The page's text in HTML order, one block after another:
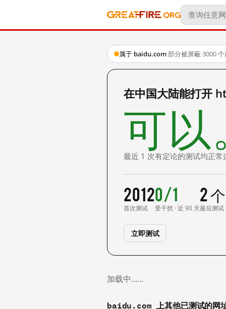
属于 baidu.com·部分被屏蔽·3000
在中国大陆能打开
可以
最近 1 次有定论的测试均正常
2012
首次测试
0/1
受干扰 · 近 90 天
2
最后测试
立即测试
加载中……
baidu.com 上其他已测试的网